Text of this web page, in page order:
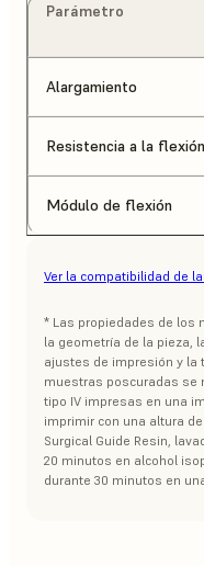
Parámetro
Alargamiento
Resistencia a la flexión
Módulo de flexión
Ver la compatibilidad de
* Las propiedades de los
la geometría de la pieza,
ajustes de impresión y la
muestras poscuradas se
tipo IV impresas en una
imprimir con una altura
Surgical Guide Resin,
20 minutos en alcohol
durante 30 minutos en